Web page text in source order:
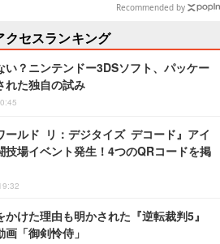
Recommended by
クセスランキング
い？ニンテンドー3DSソフト、パッケー
れた独自の試み
ールド リ：デジタイズ デコード』アイ
技場イベント発生！4つのQRコードを掲
かけた理由も明かされた『逆転裁判5』
画「御剣怜侍」